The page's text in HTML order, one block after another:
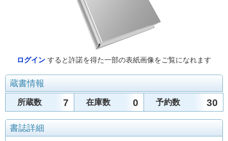
ログイン すると許諾を得た一部の表紙画像をご覧になれます
蔵書情報
所蔵数 7 在庫数 0 予約数 30
書誌詳細